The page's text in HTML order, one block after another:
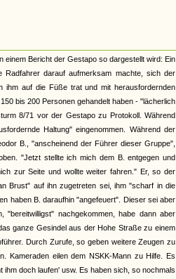
Bericht der Gestapo so dargestellt wird: Ein
Radfahrer darauf aufmerksam machte, sich der
ihm auf die Füße trat und mit herausfordernden
bis 200 Personen gehandelt haben - "lächerlich
8/71 vor der Gestapo zu Protokoll. Während
Haltung" eingenommen. Während der
B., "anscheinend der Führer dieser Gruppe",
"Jetzt stellte ich mich dem B. entgegen und
zur Seite und wollte weiter fahren." Er, so der
Brust" auf ihn zugetreten sei, ihm "scharf in die
haben B. daraufhin "angefeuert". Dieser sei aber
nachgekommen, habe dann aber
ganze Gesindel aus der Hohe Straße zu einem
Durch Zurufe, so geben weitere Zeugen zu
Kameraden eilen dem NSKK-Mann zu Hilfe. Es
doch laufen' usw. Es haben sich, so nochmals